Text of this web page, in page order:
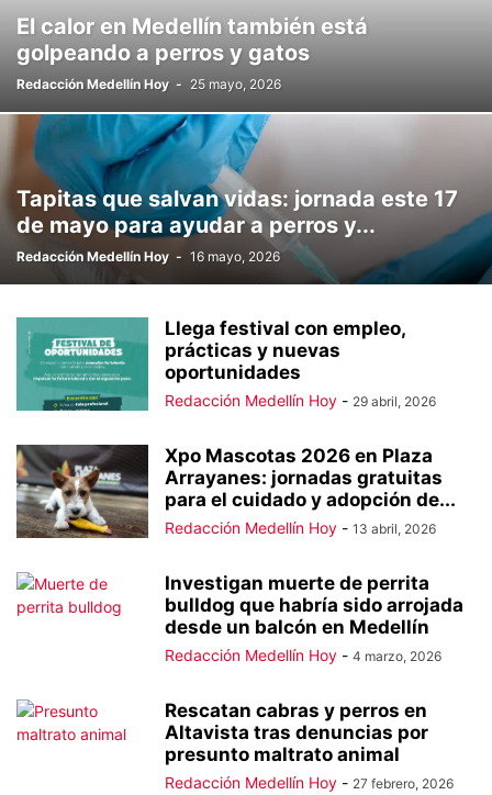
El calor en Medellín también está
golpeando a perros y gatos
Redacción Medellín Hoy - 25 mayo, 2026
Tapitas que salvan vidas: jornada este 17
de mayo para ayudar a perros y...
Redacción Medellín Hoy - 16 mayo, 2026
Llega festival con empleo,
prácticas y nuevas
oportunidades
Redacción Medellín Hoy - 29 abril, 2026
Xpo Mascotas 2026 en Plaza
Arrayanes: jornadas gratuitas
para el cuidado y adopción de...
Redacción Medellín Hoy - 13 abril, 2026
Investigan muerte de perrita
bulldog que habría sido arrojada
desde un balcón en Medellín
Redacción Medellín Hoy - 4 marzo, 2026
Rescatan cabras y perros en
Altavista tras denuncias por
presunto maltrato animal
Redacción Medellín Hoy - 27 febrero, 2026